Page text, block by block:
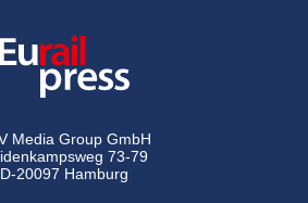
Media Group GmbH
73-79
D-20097 Hamburg